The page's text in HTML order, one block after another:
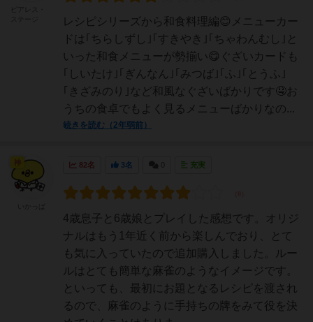
レシピシリーズから和食料理編😊⁡メニューカー
ドは｢ちらしずし｣｢すきやき｣｢ちゃわんむし｣と
いった和食メニューが勢揃い😋⁡ぐざいカードも
｢しいたけ｣｢ぎんなん｣｢みつば｣｢ふ｣⁡｢とうふ｣
｢きざみのり｣⁡など和風なぐざいばかりです🤤お
うちの食卓でもよく見るメニューばかりなの...
続きを読む（2年弱前）
82名 3名 充実
4歳息子と6歳娘とプレイした感想です。オリジ
ナルはもう1年近く前から楽しんでおり、とて
も気に入っていたので追加購入しました。ルー
ルはとても簡単な麻雀のようなイメージです。
といっても、最初にお題となるレシピを渡され
るので、麻雀のように手持ちの牌をみて役を決